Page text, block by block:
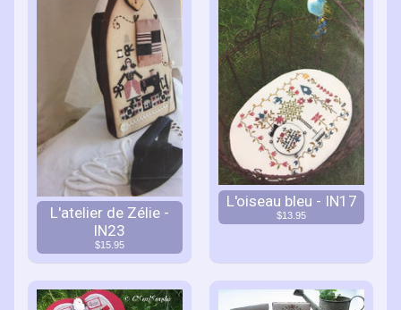
L'atelier de Zélie -
IN23
$15.95
L'oiseau bleu - IN17
$13.95